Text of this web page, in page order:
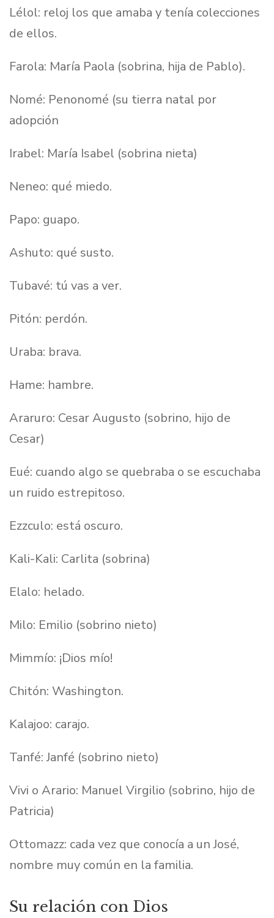
Lélol: reloj los que amaba y tenía colecciones
de ellos.
Farola: María Paola (sobrina, hija de Pablo).
Nomé: Penonomé (su tierra natal por
adopción
Irabel: María Isabel (sobrina nieta)
Neneo: qué miedo.
Papo: guapo.
Ashuto: qué susto.
Tubavé: tú vas a ver.
Pitón: perdón.
Uraba: brava.
Hame: hambre.
Araruro: Cesar Augusto (sobrino, hijo de
Cesar)
Eué: cuando algo se quebraba o se escuchaba
un ruido estrepitoso.
Ezzculo: está oscuro.
Kali-Kali: Carlita (sobrina)
Elalo: helado.
Milo: Emilio (sobrino nieto)
Mimmío: ¡Dios mío!
Chitón: Washington.
Kalajoo: carajo.
Tanfé: Janfé (sobrino nieto)
Vivi o Arario: Manuel Virgilio (sobrino, hijo de
Patricia)
Ottomazz: cada vez que conocía a un José,
nombre muy común en la familia.
Su relación con Dios